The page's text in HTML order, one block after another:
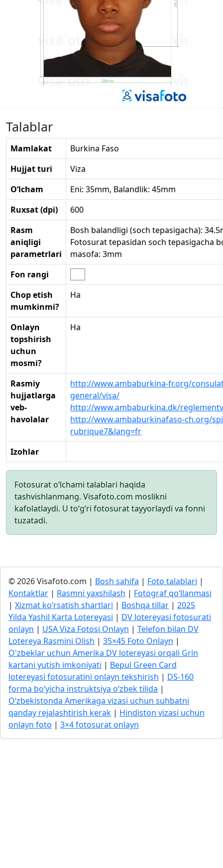
Talablar
Mamlakat
Burkina Faso
Hujjat turi
Viza
O‘lcham
Eni: 35mm, Balandlik: 45mm
Ruxsat (dpi)
600
Rasm
aniqligi
parametrlari
Bosh balandligi (soch tepasigacha):
Fotosurat tepasidan soch tepasigacha
masofa: 3mm
Fon rangi
Chop etish
mumkinmi?
Ha
Onlayn
topshirish
uchun
mosmi?
Ha
Rasmiy
hujjatlarga
veb-
havolalar
http://www.ambaburkina-fr.org/
general/visa/
http://www.ambaburkina.dk/
http://www.ambaburkinafaso-ch.org/
rubrique7&lang=fr
Izohlar
Fotosurat o‘lchami talablari haqida
tashvishlanmang. Visafoto.com moslikni
kafolatlaydi. U to‘g‘ri fotosurat tayyorlaydi va fonni
tuzatadi.
© 2026 Visafoto.com | Bosh sahifa | Foto talablari |
Kontaktlar | Rasmni yaxshilash | Fotograf qo‘llanmasi
| Xizmat ko‘rsatish shartlari | Boshqa tillar | 2025
Yilda Yashil Karta Lotereyasi | DV lotereyasi fotosurati
onlayn | USA Viza Fotosi Onlayn | Telefon bilan DV
Lotereya Rasmini Olish | 35×45 Foto Onlayn |
O'zbeklar uchun Amerika DV lotereyasi orqali Grin
kartani yutish imkoniyati | Bepul Green Card
lotereyasi fotosuratini onlayn tekshirish | DS-160
forma bo‘yicha instruktsiya o‘zbek tilida |
O‘zbekistonda Amerikaga vizasi uchun suhbatni
qanday rejalashtirish kerak | Hindiston vizasi uchun
onlayn foto | 3×4 fotosurat onlayn